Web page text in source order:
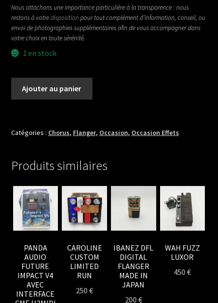
Nous attachons une importance particulière à la transparence : nous
restons à votredisposition pour tout complément d’information, conseil, ou
envoi de photographies supplémentaires afin de vous accompagner dans
votre choix en toute sérénité.
1 en stock
THE
Ajouter au panier
Catégories : Chorus, Flanger, Occasion, Occasion Effets
Produits similaires
PANDA
AUDIO
FUTURE
IMPACT V4
AVEC
INTERFACE
CAROLINE
CUSTOM
LIMITED
RUN
250€
IBANEZ DFL
DIGITAL
FLANGER
MADE IN
JAPAN
200 €
WAH FUZZ
LUXOR
450€